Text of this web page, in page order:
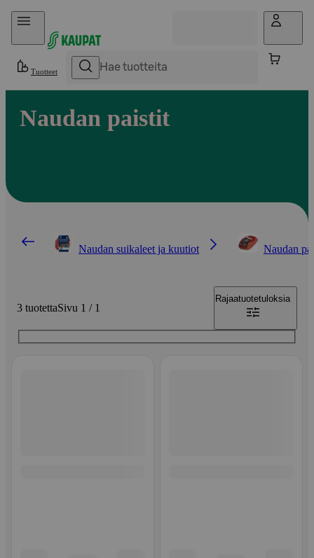
Hyppää sisältöön
Tuotteet
Naudan paistit
Naudan suikaleet ja kuutiot Naudan
3 tuotettaSivu 1 / 1
Rajaatuotetuloksia